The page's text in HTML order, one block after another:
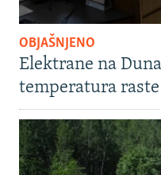
OBJAŠNJENO
Elektrane na
temperatura raste